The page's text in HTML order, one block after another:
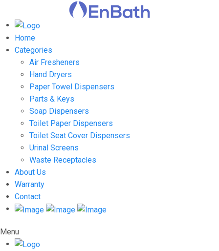
Home
Categories
Air Fresheners
Hand Dryers
Paper Towel Dispensers
Parts & Keys
Soap Dispensers
Toilet Paper Dispensers
Toilet Seat Cover Dispensers
Urinal Screens
Waste Receptacles
About Us
Warranty
Contact
Menu